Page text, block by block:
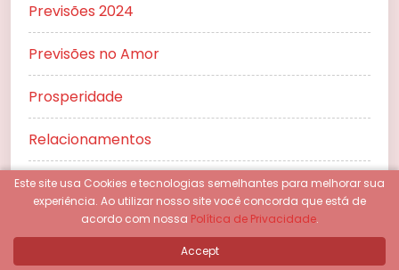
Previsões 2024
Previsões no Amor
Prosperidade
Relacionamentos
Rituais
Este site usa Cookies e tecnologias semelhantes para melhorar sua
experiência. Ao utilizar nosso site você concorda que está de
acordo com nossa Política de Privacidade.
Accept